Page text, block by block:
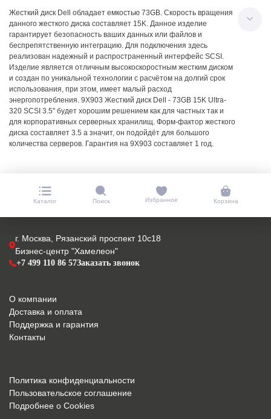
Жесткий диск Dell обладает емкостью 73GB. Скорость вращения
данного жесткого диска составляет 15K. Данное изделие
гарантирует безопасность ваших данных или файлов и
беспрепятственную интеграцию. Для подключения здесь
реализован надежный и распространенный интерфейс SCSI.
Изделие является отличным высокоскоростным жестким диском
и создан по уникальной технологии с расчётом на долгий срок
использования, при этом, имеет малый расход
энергопотребления. 9X903 Жесткий диск Dell - 73GB 15K Ultra-
320 SCSI 3.5" будет хорошим решением как для частных так и
для корпоративных серверных хранилищ. Форм-фактор жесткого
диска составляет 3.5 а значит, он подойдёт для большого
количества серверов. Гарантия на 9X903 составляет 1 год.
Каталог Поиск Избранное Корзина
г. Москва, Рязанский проспект 10с18
Бизнес-центр "Хамелеон"
+7 499 110 86 57Заказать звонок
О компании
Доставка и оплата
Поддержка и гарантия
Контакты
Политика конфиденциальности
Пользовательское соглашение
Подробнее о Cookies